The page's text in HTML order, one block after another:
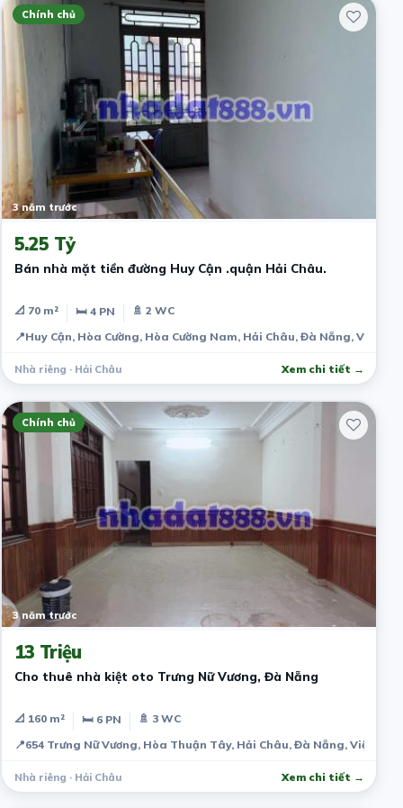
Chính chủ
3 năm trước
5.25 Tỷ
Bán nhà mặt tiền đường Huy Cận .quận Hải Châu.
📐 70 m² 🛏 4 PN
🚿 2 WC
📍Huy Cận, Hòa Cường, Hòa Cường Nam, Hải Châu, Đà Nẵng, Việt
Nhà riêng · Hải Châu Xem chi tiết →
Chính chủ
3 năm trước
13 Triệu
Cho thuê nhà kiệt oto Trưng Nữ Vương, Đà Nẵng
📐 160 m² 🛏 6 PN
🚿 3 WC
📍654 Trưng Nữ Vương, Hòa Thuận Tây, Hải Châu, Đà Nẵng, Việt
Nhà riêng · Hải Châu Xem chi tiết →